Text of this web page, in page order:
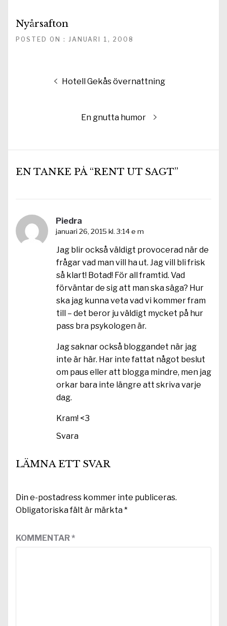
Nyårsafton
POSTED ON : JANUARI 1, 2008
Inläggsnavigering
Föregående
Hotell Gekås övernattning
Nästa
En gnutta humor
EN TANKE PÅ “RENT UT SAGT”
Piedra
januari 26, 2015 kl. 3:14 e m
Jag blir också väldigt provocerad när de
frågar vad man vill ha ut. Jag vill bli frisk
så klart! Botad! För all framtid. Vad
förväntar de sig att man ska säga? Hur
ska jag kunna veta vad vi kommer fram
till – det beror ju väldigt mycket på hur
pass bra psykologen är.
Jag saknar också bloggandet när jag
inte är här. Har inte fattat något beslut
om paus eller att blogga mindre, men jag
orkar bara inte längre att skriva varje
dag.
Kram! <3
Svara
LÄMNA ETT SVAR
Din e-postadress kommer inte publiceras.
Obligatoriska fält är märkta*
KOMMENTAR*